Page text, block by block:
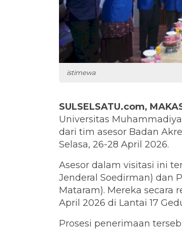
istimewa
SULSELSATU.com,
Universitas
dari tim asesor Badan
Selasa, 26-28 April 2026.
Asesor dalam visitasi ini
Jenderal Soedirman) dan
Mataram). Mereka secara
April 2026 di Lantai 17
Prosesi penerimaan